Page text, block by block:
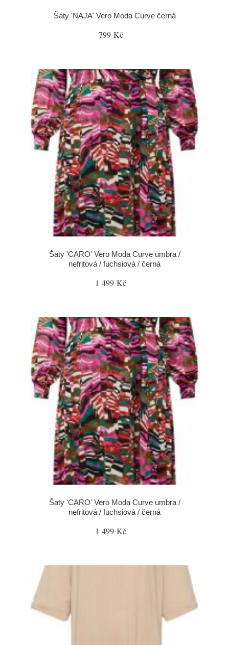
Šaty 'NAJA' Vero Moda Curve černá
799 Kč
Šaty 'CARO' Vero Moda Curve umbra /
nefritová / fuchsiová / černá
1 499 Kč
Šaty 'CARO' Vero Moda Curve umbra /
nefritová / fuchsiová / černá
1 499 Kč